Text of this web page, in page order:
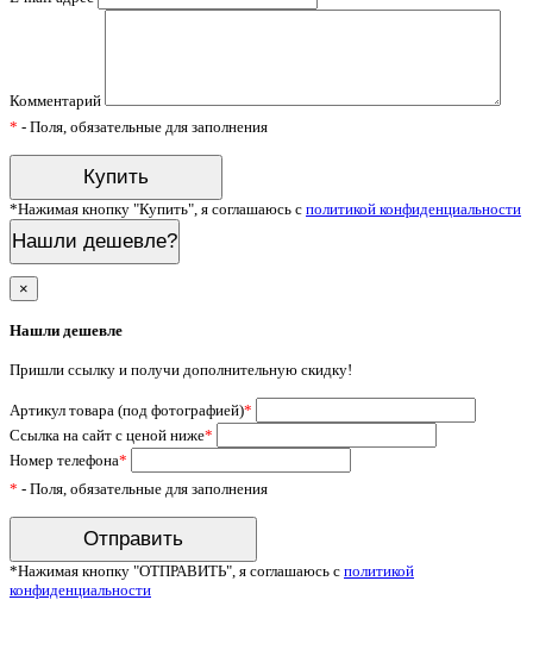
Комментарий
* - Поля, обязательные для заполнения
*Нажимая кнопку "Купить", я соглашаюсь с политикой конфиденциальности
Нашли дешевле?
×
Нашли дешевле
Пришли ссылку и получи дополнительную скидку!
Артикул товара (под фотографией)*
Ссылка на сайт с ценой ниже*
Номер телефона*
* - Поля, обязательные для заполнения
*Нажимая кнопку "ОТПРАВИТЬ", я соглашаюсь с политикой
конфиденциальности